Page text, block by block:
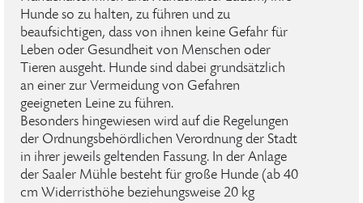
Hunde so zu halten, zu führen und zu
beaufsichtigen, dass von ihnen keine Gefahr für
Leben oder Gesundheit von Menschen oder
Tieren ausgeht. Hunde sind dabei grundsätzlich
an einer zur Vermeidung von Gefahren
geeigneten Leine zu führen.
Besonders hingewiesen wird auf die Regelungen
der Ordnungsbehördlichen Verordnung der Stadt
in ihrer jeweils geltenden Fassung. In der Anlage
der Saaler Mühle besteht für große Hunde (ab 40
cm Widerristhöhe beziehungsweise 20 kg